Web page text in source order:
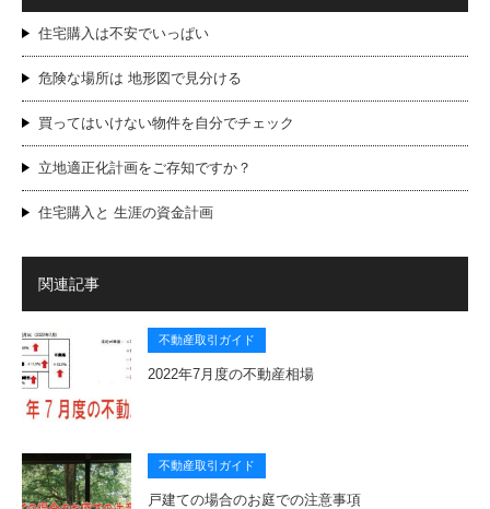
住宅購入は不安でいっぱい
危険な場所は 地形図で見分ける
買ってはいけない物件を自分でチェック
立地適正化計画をご存知ですか？
住宅購入と 生涯の資金計画
関連記事
不動産取引ガイド
2022年7月度の不動産相場
不動産取引ガイド
戸建ての場合のお庭での注意事項